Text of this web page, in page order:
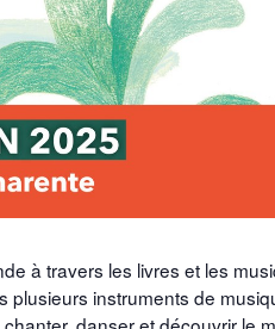
à travers les livres et les
plusieurs instruments de